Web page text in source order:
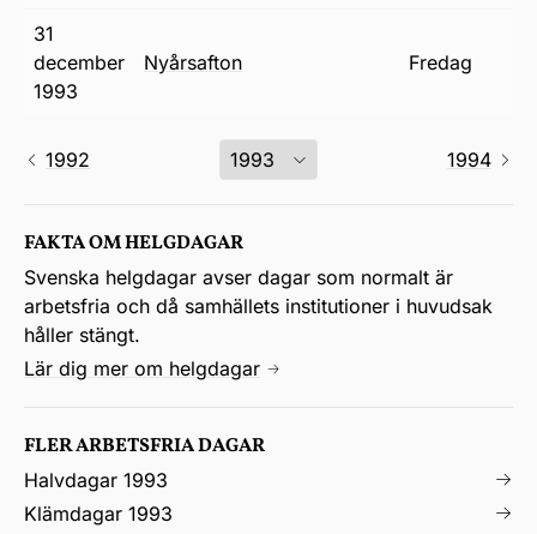
31
december
1993
nyårsafton fredag
1992 1994
FAKTA OM HELGDAGAR
Svenska helgdagar avser dagar som normalt är
arbetsfria och då samhällets institutioner i huvudsak
håller stängt.
Lär dig mer om helgdagar
FLER ARBETSFRIA DAGAR
Halvdagar 1993
Klämdagar 1993